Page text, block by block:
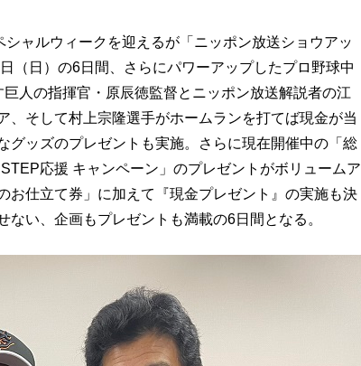
ャルウィークを迎えるが「ニッポン放送ショウアッ
（日）の6日間、さらにパワーアップしたプロ野球中
人の指揮官・原辰徳監督とニッポン放送解説者の江
、そして村上宗隆選手がホームランを打てば現金が当
グッズのプレゼントも実施。さらに現在開催中の「総
応援 キャンペーン」のプレゼントがボリュームア
お仕立て券」に加えて『現金プレゼント』の実施も決
い、企画もプレゼントも満載の6日間となる。